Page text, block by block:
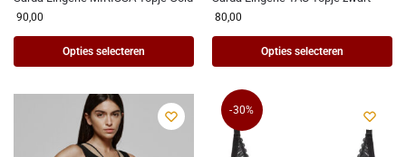
90,00
Opties selecteren
80,00
Opties selecteren
-30%